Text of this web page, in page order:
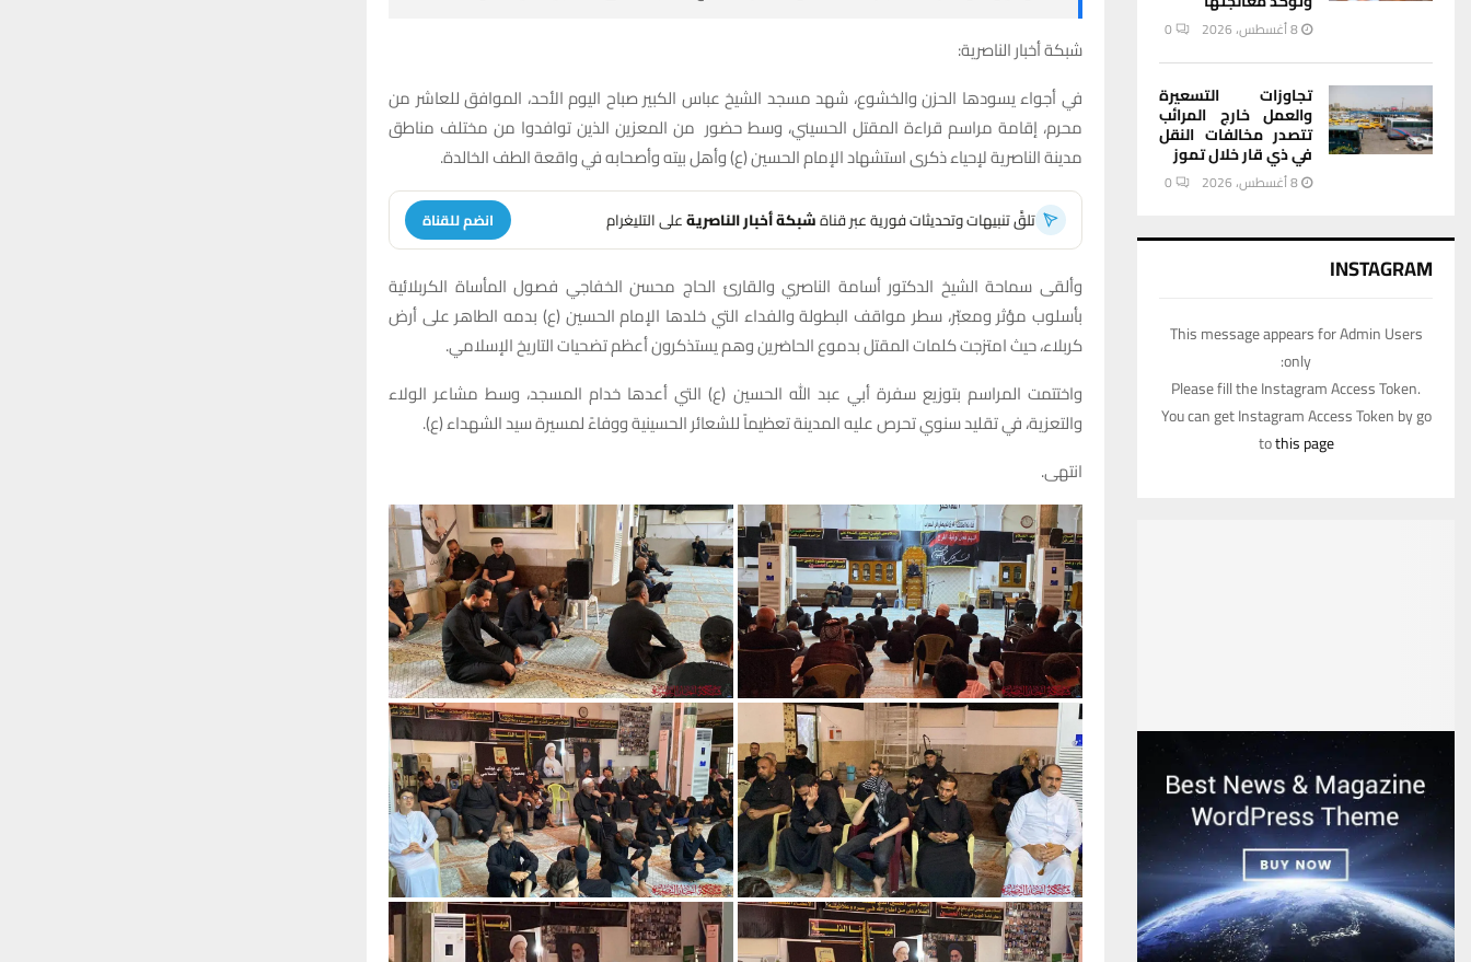
شبكة أخبار الناصرية:
في أجواء يسودها الحزن والخشوع، شهد مسجد الشيخ عباس الكبير صباح اليوم الأحد، الموافق للعاشر من
محرم، إقامة مراسم قراءة المقتل الحسيني، وسط حضور من المعزين الذين توافدوا من مختلف مناطق
مدينة الناصرية لإحياء ذكرى استشهاد الإمام الحسين (ع) وأهل بيته وأصحابه في واقعة الطف الخالدة.
تلقَّ تنبيهات وتحديثات فورية عبر قناةشبكة أخبار الناصريةعلى التليغرام انضم للقناة
وألقى سماحة الشيخ الدكتور أسامة الناصري والقارئ الحاج محسن الخفاجي فصول المأساة الكربلائية
بأسلوب مؤثر ومعبّر، سطر مواقف البطولة والفداء التي خلدها الإمام الحسين (ع) بدمه الطاهر على أرض
كربلاء، حيث امتزجت كلمات المقتل بدموع الحاضرين وهم يستذكرون أعظم تضحيات التاريخ الإسلامي.
واختتمت المراسم بتوزيع سفرة أبي عبد الله الحسين (ع) التي أعدها خدام المسجد، وسط مشاعر الولاء
والتعزية، في تقليد سنوي تحرص عليه المدينة تعظيماً للشعائر الحسينية ووفاءً لمسيرة سيد الشهداء (ع).
انتهى.
8 أغسطس، 2026 0
تجاوزات التسعيرة
والعمل خارج المرائب
تتصدر مخالفات النقل
في ذي قار خلال تموز
8 أغسطس، 2026 0
INSTAGRAM
This message appears for Admin Users
only:
Please fill the Instagram Access Token.
You can get Instagram Access Token by go
tothis page